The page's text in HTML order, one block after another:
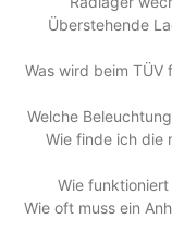
Überstehende
Was wird beim TÜV
Welche
Wie finde ich die
Wie
Wie oft muss ein